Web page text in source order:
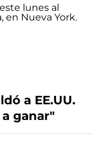
a EE.UU.
ganar"